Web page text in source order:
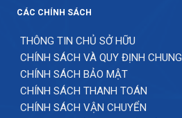
CÁC CHÍNH SÁCH
THÔNG TIN CHỦ SỞ HỮU
CHÍNH SÁCH VÀ QUY ĐỊNH CHUNG
CHÍNH SÁCH BẢO MẬT
CHÍNH SÁCH THANH TOÁN
CHÍNH SÁCH VẬN CHUYỂN